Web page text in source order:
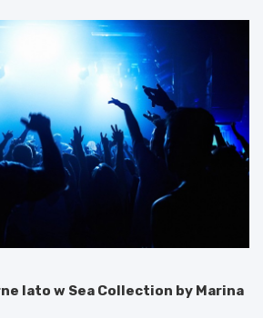
lato w Sea Collection by Marina